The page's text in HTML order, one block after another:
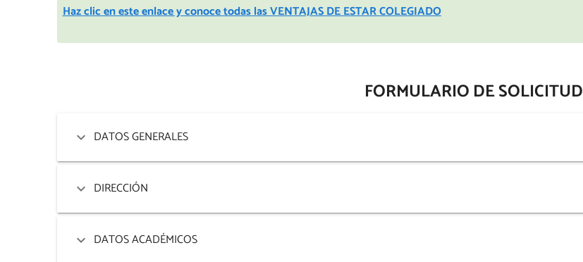
Haz clic en este enlace y conoce todas las VENTAJAS DE ESTAR COLEGIADO
FORMULARIO DE SOLICITUD
DATOS GENERALES
DIRECCIÓN
DATOS ACADÉMICOS